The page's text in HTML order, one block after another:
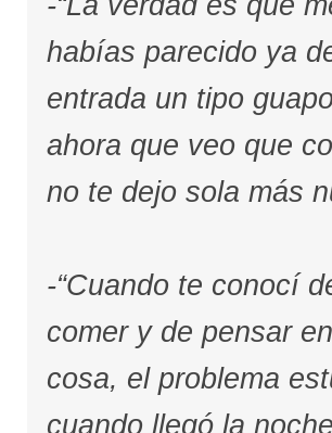
habías parecido ya
entrada un tipo
ahora que veo que
no te dejo sola más
-“Cuando te conocí
comer y de pensar
cosa, el problema
cuando llegó la